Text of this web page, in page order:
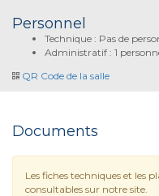
Personnel
Technique : Pas de
Administratif : 1
QR Code de la salle
Documents
Les fiches techniques et les
consultables sur notre site.